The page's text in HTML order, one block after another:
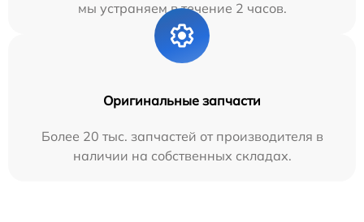
мы устраняем в течение 2 часов.
Оригинальные запчасти
Более 20 тыс. запчастей от производителя в
наличии на собственных складах.